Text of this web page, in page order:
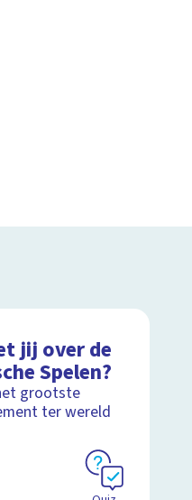
jij over de
Spelen?
grootste
ter wereld